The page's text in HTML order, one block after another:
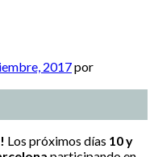
2017por
Los próximos días 10 y